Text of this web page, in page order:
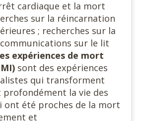
cardiaque et la mort
sur la réincarnation
; recherches sur la
sur le lit
expériences de mort
sont des expériences
qui transforment
profondément la vie des
ont été proches de la mort
et